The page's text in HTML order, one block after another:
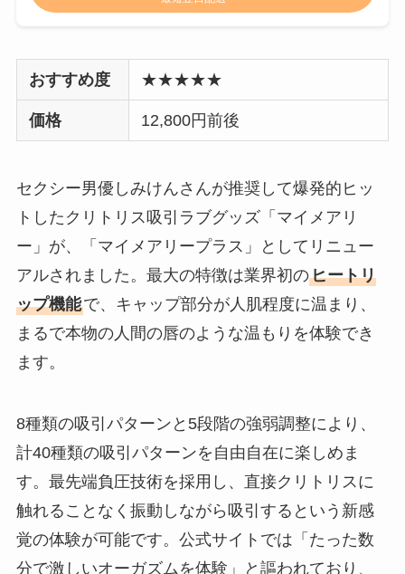
おすすめ度 ★★★★★
価格 12,800円前後
セクシー男優しみけんさんが推奨して爆発的ヒッ
トしたクリトリス吸引ラブグッズ「マイメアリ
ー」が、「マイメアリープラス」としてリニュー
アルされました。最大の特徴は業界初のヒートリ
ップ機能で、キャップ部分が人肌程度に温まり、
まるで本物の人間の唇のような温もりを体験でき
ます。
8種類の吸引パターンと5段階の強弱調整により、
計40種類の吸引パターンを自由自在に楽しめま
す。最先端負圧技術を採用し、直接クリトリスに
触れることなく振動しながら吸引するという新感
覚の体験が可能です。公式サイトでは「たった数
分で激しいオーガズムを体験」と謳われており、